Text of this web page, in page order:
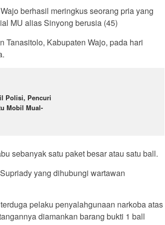
berhasil meringkus seorang pria yang
MU alias Sinyong berusia (45)
Tanasitolo, Kabupaten Wajo, pada hari
Polisi, Pencuri
Mobil Mual-
sebanyak satu paket besar atau satu ball.
yang dihubungi wartawan
pelaku penyalahgunaan narkoba atas
diamankan barang bukti 1 ball